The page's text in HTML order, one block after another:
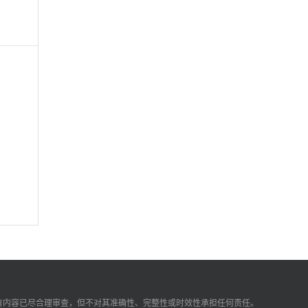
容已尽合理审查，但不对其准确性、完整性或时效性承担任何责任。